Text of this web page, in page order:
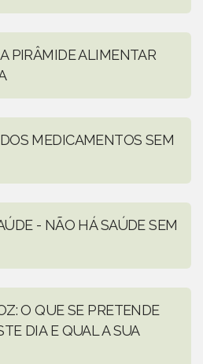
PIRÂMIDE ALIMENTAR
MEDICAMENTOS SEM
- NÃO HÁ SAÚDE SEM
O QUE SE PRETENDE
DIA E QUAL A SUA